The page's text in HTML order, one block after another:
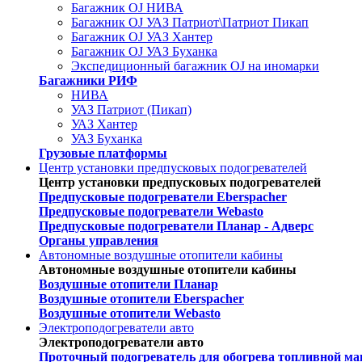
Багажник OJ НИВА
Багажник OJ УАЗ Патриот\Патриот Пикап
Багажник OJ УАЗ Хантер
Багажник OJ УАЗ Буханка
Экспедиционный багажник OJ на иномарки
Багажники РИФ
НИВА
УАЗ Патриот (Пикап)
УАЗ Хантер
УАЗ Буханка
Грузовые платформы
Центр установки предпусковых подогревателей
Центр установки предпусковых подогревателей
Предпусковые подогреватели Eberspacher
Предпусковые подогреватели Webasto
Предпусковые подогреватели Планар - Адверс
Органы управления
Автономные воздушные отопители кабины
Автономные воздушные отопители кабины
Воздушные отопители Планар
Воздушные отопители Eberspacher
Воздушные отопители Webasto
Электроподогреватели авто
Электроподогреватели авто
Проточный подогреватель для обогрева топливной